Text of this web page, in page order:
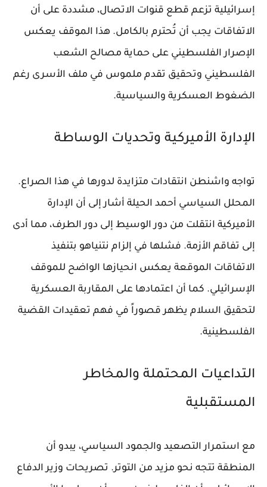
إسرائيلية تزعم قطع قنوات الاتصال، مشددة على أن
الاتفاقات يجب أن تُحترم بالكامل. هذا الموقف يعكس
الإصرار الفلسطيني على حماية مصالح الشعب
الفلسطيني وتحقيق تقدم ملموس في ملف الأسرى رغم
الضغوط العسكرية والسياسية.
الإدارة الأميركية وتحديات الوساطة
تواجه واشنطن انتقادات متزايدة لدورها في هذا الصراع.
المحلل السياسي أحمد الحيلة أشار إلى أن الإدارة
الأميركية انتقلت من دور الوسيط إلى دور الطرف، مما أدى
إلى تفاقم الأزمة. فشلها في إلزام نتنياهو بتنفيذ
الاتفاقات الموقعة يعكس انحيازها الواضح للموقف
الإسرائيلي. كما أن اعتمادها على المقاربة العسكرية
لتحقيق السلام يظهر قصوراً في فهم تعقيدات القضية
الفلسطينية.
التداعيات المحتملة والمخاطر
المستقبلية
مع استمرار التصعيد والجمود السياسي، يبدو أن
المنطقة تتجه نحو مزيد من التوتر. تصريحات وزير الدفاع